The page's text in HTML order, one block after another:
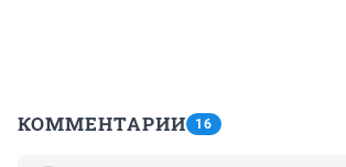
КОММЕНТАРИИ 16